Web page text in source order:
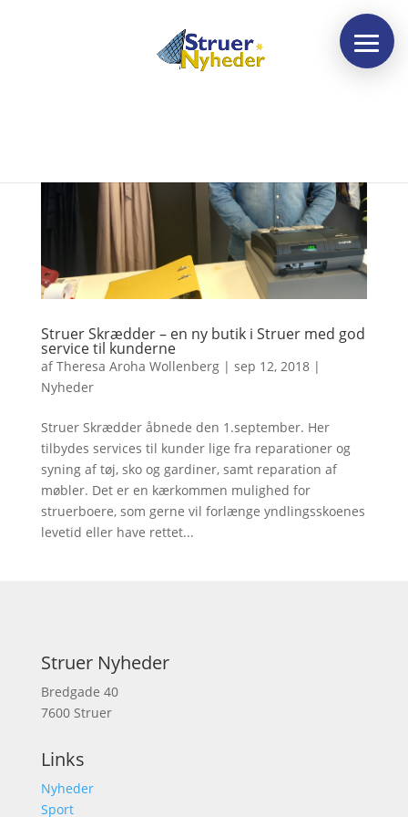
Struer Skrædder – en ny butik i Struer med god
service til kunderne
afTheresa Aroha Wollenberg| sep 12, 2018|
Nyheder
Struer Skrædder åbnede den 1.september. Her
tilbydes services til kunder lige fra reparationer og
syning af tøj, sko og gardiner, samt reparation af
møbler. Det er en kærkommen mulighed for
struerboere, som gerne vil forlænge yndlingsskoenes
levetid eller have rettet...
Struer Nyheder
Bredgade 40
7600 Struer
Links
Nyheder
Sport